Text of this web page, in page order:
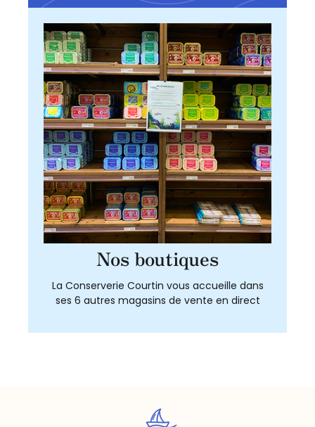
Nos boutiques
La Conserverie Courtin vous accueille dans
ses 6 autres magasins de vente en direct